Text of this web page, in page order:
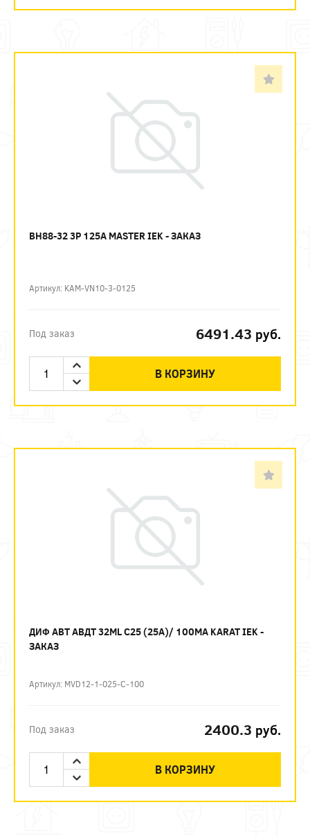
ВН88-32 3P 125А MASTER IEK - ЗАКАЗ
Артикул: KAM-VN10-3-0125
Под заказ 6491.43 руб.
В КОРЗИНУ
ДИФ АВТ АВДТ 32ML C25 (25А)/ 100МА KARAT IEK -
ЗАКАЗ
Артикул: MVD12-1-025-C-100
Под заказ 2400.3 руб.
В КОРЗИНУ